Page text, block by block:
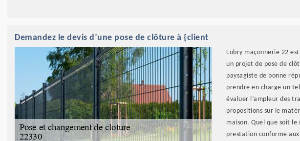
Demandez le devis d’une pose de clôture à {client
Lobry maçonnerie 22
un projet de pose de
paysagiste de bonne
prendre en charge un
évaluer l’ampleur des
propositions sur le
maison. Quel que soit
prestation conforme